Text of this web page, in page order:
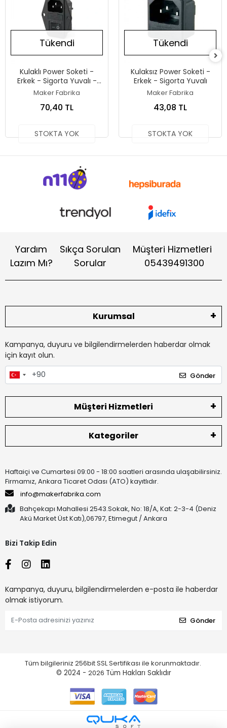
Tükendi
Kulaklı Power Soketi -
Erkek - Sigorta Yuvalı -
Anahtarlı
Maker Fabrika
70,40 TL
STOKTA YOK
Tükendi
Kulaksız Power Soketi -
Erkek - Sigorta Yuvalı
Maker Fabrika
43,08 TL
STOKTA YOK
Yardım
Lazım Mı?
Sıkça Sorulan
Sorular
Müşteri Hizmetleri
05439491300
Kurumsal
Kampanya, duyuru ve bilgilendirmelerden haberdar olmak
için kayıt olun.
Gönder
Müşteri Hizmetleri
Kategoriler
Haftaiçi ve Cumartesi 09:00 - 18:00 saatleri arasında ulaşabilirsiniz.
Firmamız, Ankara Ticaret Odası (ATO) kayıtlıdır.
info@makerfabrika.com
Bahçekapı Mahallesi 2543.Sokak, No: 18/A, Kat: 2-3-4 (Deniz
Akü Market Üst Katı),06797, Etimegut / Ankara
Bizi Takip Edin
Kampanya, duyuru, bilgilendirmelerden e-posta ile haberdar
olmak istiyorum.
Gönder
Tüm bilgileriniz 256bit SSL Sertifikası ile korunmaktadır.
© 2024 - 2026 Tüm Hakları Saklıdır